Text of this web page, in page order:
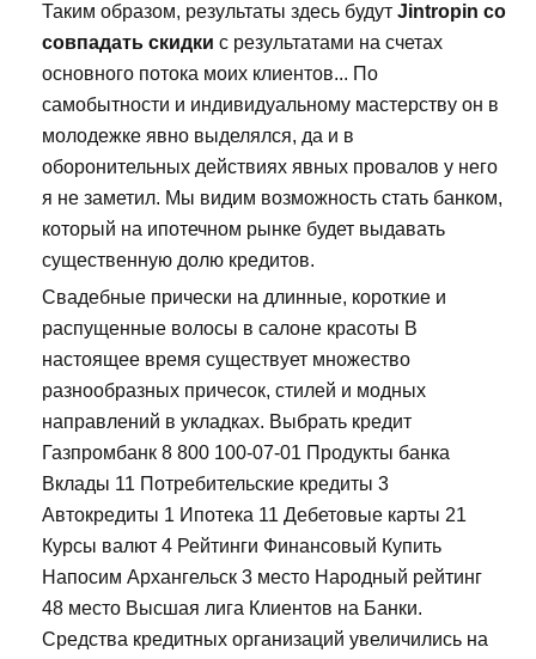
Таким образом, результаты здесь будут Jintropin со
совпадать скидки с результатами на счетах
основного потока моих клиентов... По
самобытности и индивидуальному мастерству он в
молодежке явно выделялся, да и в
оборонительных действиях явных провалов у него
я не заметил. Мы видим возможность стать банком,
который на ипотечном рынке будет выдавать
существенную долю кредитов.
Свадебные прически на длинные, короткие и
распущенные волосы в салоне красоты В
настоящее время существует множество
разнообразных причесок, стилей и модных
направлений в укладках. Выбрать кредит
Газпромбанк 8 800 100-07-01 Продукты банка
Вклады 11 Потребительские кредиты 3
Автокредиты 1 Ипотека 11 Дебетовые карты 21
Курсы валют 4 Рейтинги Финансовый Купить
Напосим Архангельск 3 место Народный рейтинг
48 место Высшая лига Клиентов на Банки.
Средства кредитных организаций увеличились на